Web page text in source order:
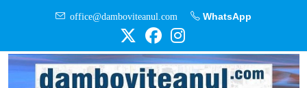
office@damboviteanul.com WhatsApp